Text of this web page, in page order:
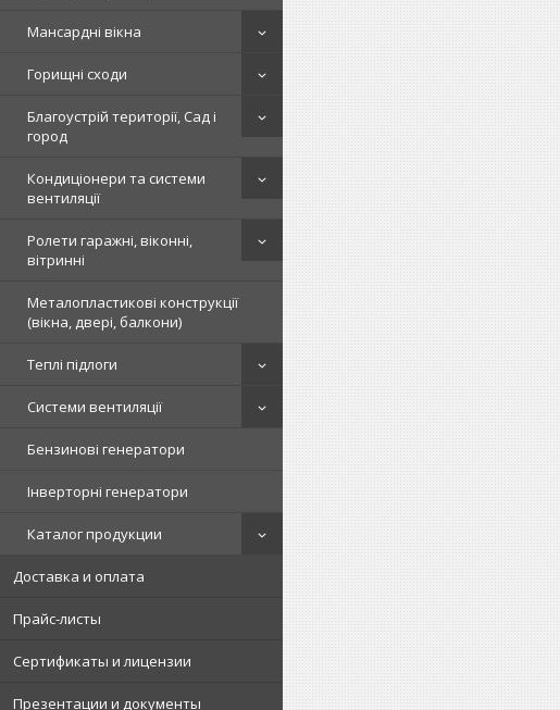
Мансардні вікна
Горищні сходи
Благоустрій території, Сад і
город
Кондиціонери та системи
вентиляції
Ролети гаражні, віконні,
вітринні
Металопластикові конструкції
(вікна, двері, балкони)
Теплі підлоги
Системи вентиляції
Бензинові генератори
Інверторні генератори
Каталог продукции
Доставка и оплата
Прайс-листы
Сертификаты и лицензии
Презентации и документы